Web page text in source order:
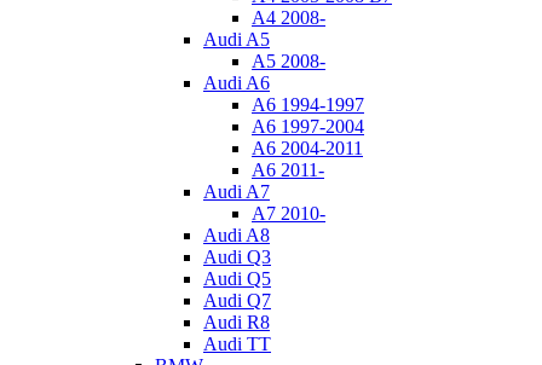
A4 2008-
Audi A5
A5 2008-
Audi A6
A6 1994-1997
A6 1997-2004
A6 2004-2011
A6 2011-
Audi A7
A7 2010-
Audi A8
Audi Q3
Audi Q5
Audi Q7
Audi R8
Audi TT